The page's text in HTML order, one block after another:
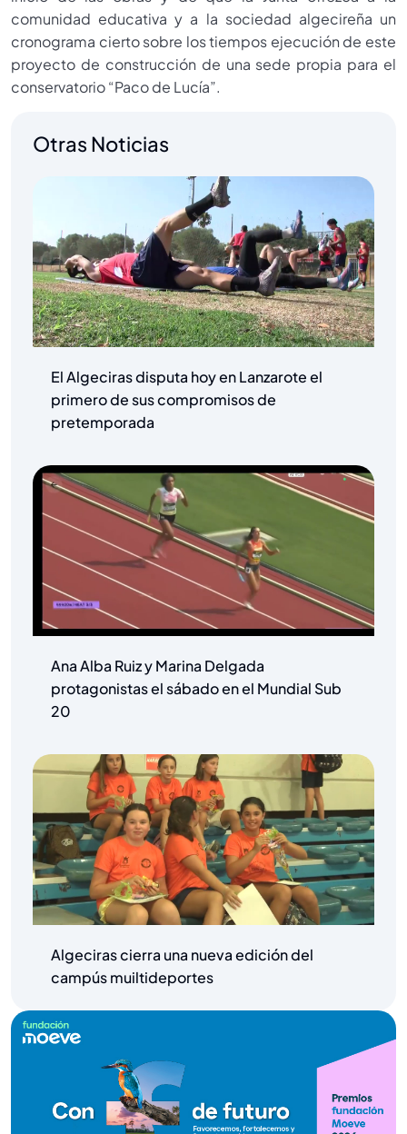
comunidad educativa y a la sociedad algecireña un
cronograma cierto sobre los tiempos ejecución de este
proyecto de construcción de una sede propia para el
conservatorio “Paco de Lucía”.
Otras Noticias
El Algeciras disputa hoy en Lanzarote el
primero de sus compromisos de
pretemporada
Ana Alba Ruiz y Marina Delgada
protagonistas el sábado en el Mundial Sub
20
Algeciras cierra una nueva edición del
campús muiltideportes